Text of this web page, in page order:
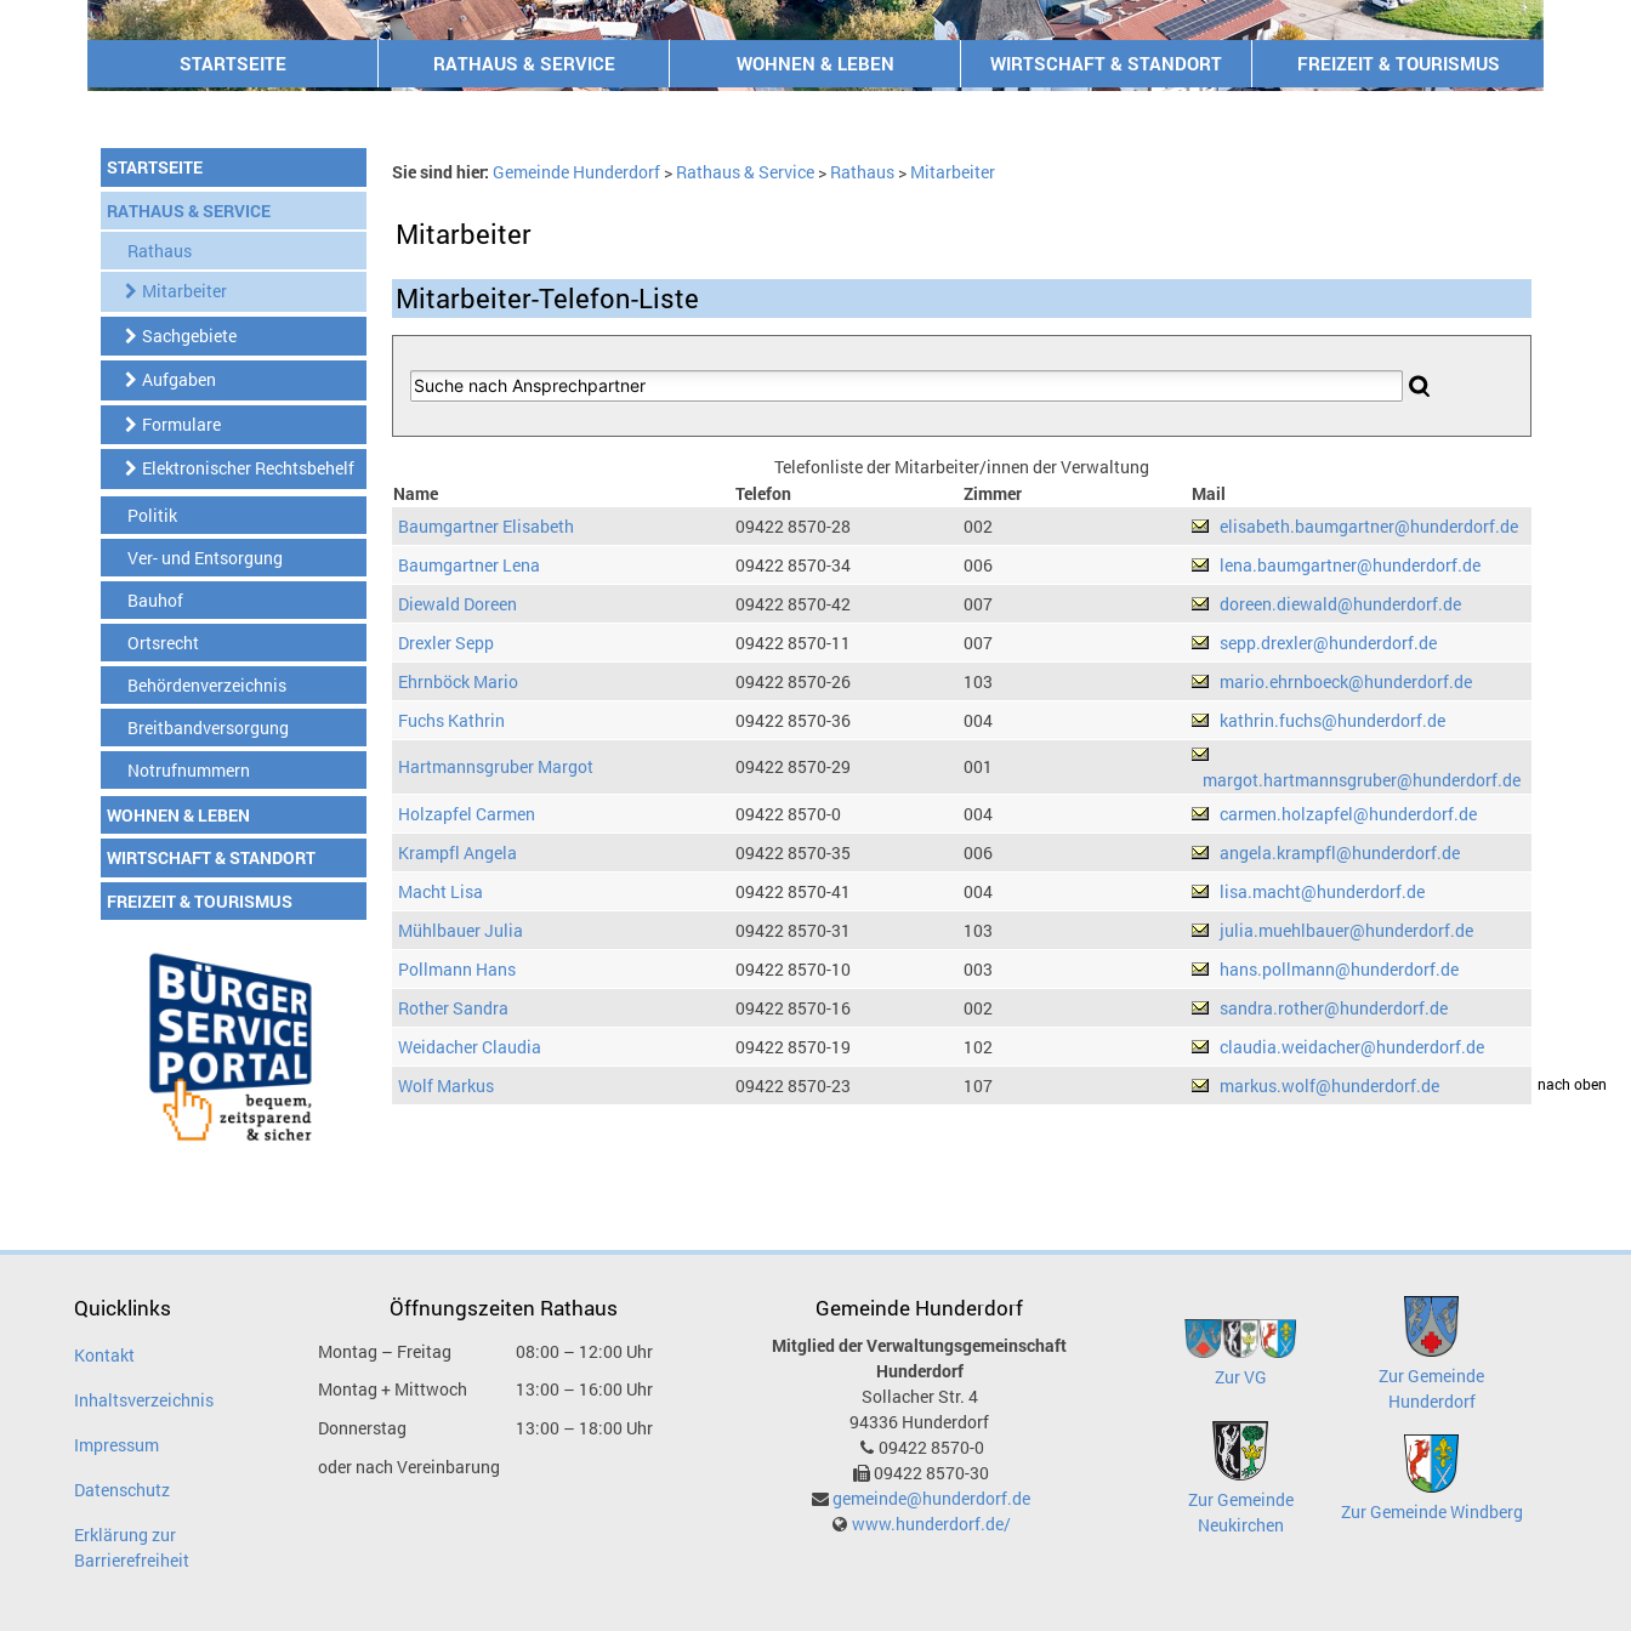
STARTSEITE RATHAUS & SERVICE WOHNEN & LEBEN WIRTSCHAFT & STANDORT FREIZEIT & TOURISMUS
STARTSEITE
RATHAUS & SERVICE
Rathaus
Mitarbeiter
Sachgebiete
Aufgaben
Formulare
Elektronischer Rechtsbehelf
Politik
Ver- und Entsorgung
Bauhof
Ortsrecht
Behördenverzeichnis
Breitbandversorgung
Notrufnummern
WOHNEN & LEBEN
WIRTSCHAFT & STANDORT
FREIZEIT & TOURISMUS
Sie sind hier: Gemeinde Hunderdorf> Rathaus & Service> Rathaus> Mitarbeiter
Mitarbeiter
Mitarbeiter-Telefon-Liste
Telefonliste der Mitarbeiter/innen der Verwaltung
Name
Telefon Zimmer
Mail
Baumgartner Elisabeth
09422 8570-28 002
elisabeth.baumgartner@hunderdorf.de
Baumgartner Lena
09422 8570-34 006
lena.baumgartner@hunderdorf.de
Diewald Doreen
09422 8570-42 007
doreen.diewald@hunderdorf.de
Drexler Sepp
09422 8570-11 007
sepp.drexler@hunderdorf.de
Ehrnböck Mario
09422 8570-26 103
mario.ehrnboeck@hunderdorf.de
Fuchs Kathrin
09422 8570-36 004
kathrin.fuchs@hunderdorf.de
Hartmannsgruber Margot
09422 8570-29 001
margot.hartmannsgruber@hunderdorf.de
Holzapfel Carmen
09422 8570-0 004
carmen.holzapfel@hunderdorf.de
Krampfl Angela
09422 8570-35 006
angela.krampfl@hunderdorf.de
Macht Lisa
09422 8570-41 004
lisa.macht@hunderdorf.de
Mühlbauer Julia
09422 8570-31 103
julia.muehlbauer@hunderdorf.de
Pollmann Hans
09422 8570-10 003
hans.pollmann@hunderdorf.de
Rother Sandra
09422 8570-16 002
sandra.rother@hunderdorf.de
Weidacher Claudia
09422 8570-19 102
claudia.weidacher@hunderdorf.de
Wolf Markus
09422 8570-23 107 markus.wolf@hunderdorf.dedrucken nach oben
Quicklinks
Kontakt
Inhaltsverzeichnis
Impressum
Datenschutz
Erklärung zur
Barrierefreiheit
Öffnungszeiten Rathaus
Montag – Freitag
08:00 – 12:00 Uhr
Montag + Mittwoch
13:00 – 16:00 Uhr
Donnerstag
13:00 – 18:00 Uhr
oder nach Vereinbarung
Gemeinde Hunderdorf
Mitglied der Verwaltungsgemeinschaft
Hunderdorf
Sollacher Str. 4
94336 Hunderdorf
09422 8570-0
09422 8570-30
gemeinde@hunderdorf.de
www.hunderdorf.de/
Zur VG
Zur Gemeinde
Hunderdorf
Zur Gemeinde
Neukirchen
Zur Gemeinde Windberg